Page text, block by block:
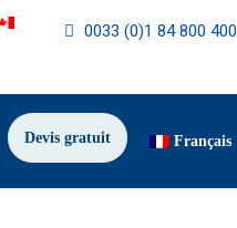
0033 (0)1 84 800 400
Devis gratuit Français